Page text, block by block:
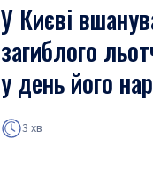
У Києві
загиблого
у день його
3 хв